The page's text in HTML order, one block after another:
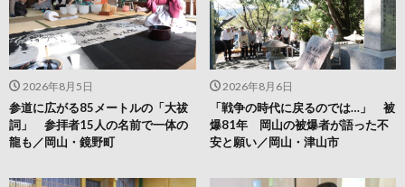
2026年8月6日
「戦争の時代に戻るのでは…」 被
爆81年 岡山の被爆者が語った不
安と願い／岡山・津山市
2026年8月5日
参道に広がる85メートルの「大祓
詞」 参拝者15人の名前で一体の
龍も／岡山・鏡野町